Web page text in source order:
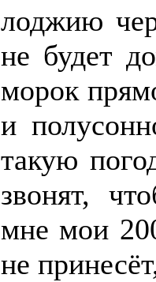
лоджию
не будет
морок
и
такую
звонят,
мне мои
не